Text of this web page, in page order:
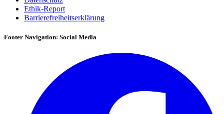
Ethik-Report
Barrierefreiheitserklärung
Footer Navigation: Social Media